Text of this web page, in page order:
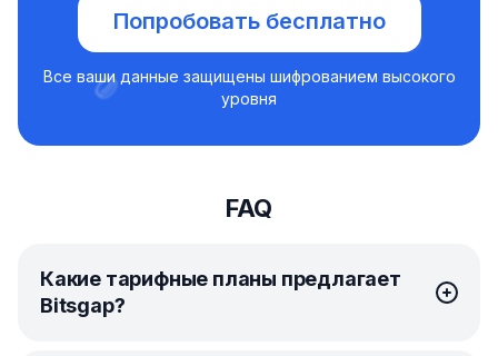
Попробовать бесплатно
Все ваши данные защищены шифрованием высокого
уровня
FAQ
Какие тарифные планы предлагает
Bitsgap?